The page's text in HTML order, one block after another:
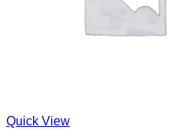
Quick View